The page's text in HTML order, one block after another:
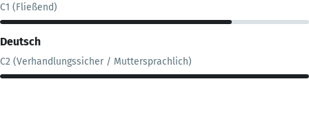
C1 (Fließend)
Deutsch
C2 (Verhandlungssicher / Muttersprachlich)